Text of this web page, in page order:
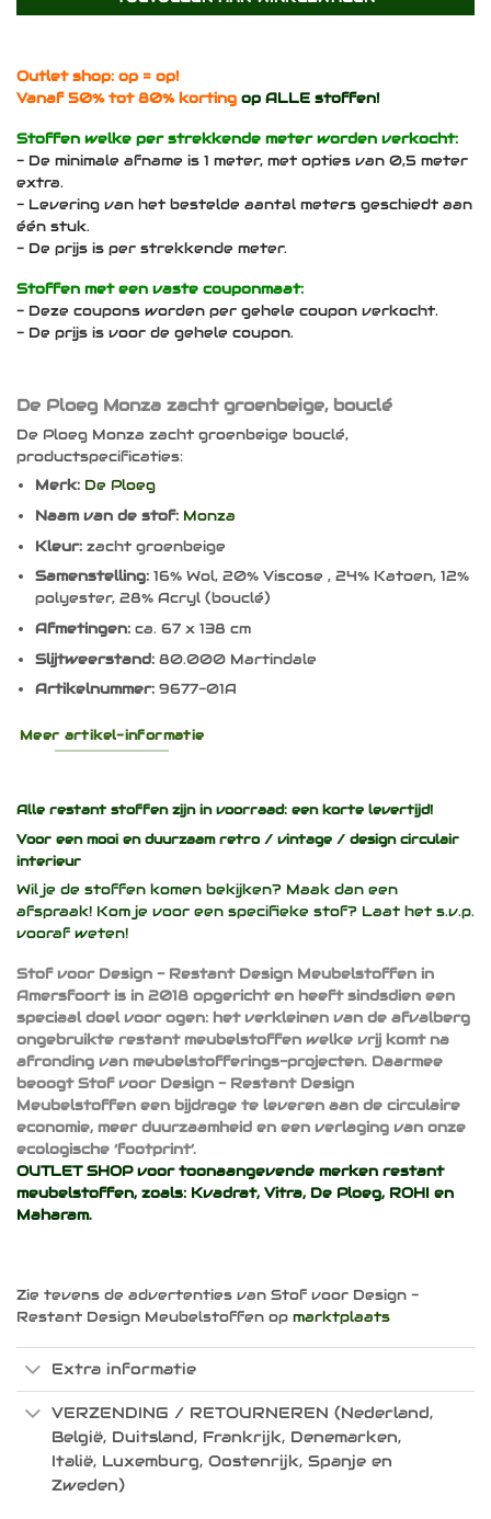
Outlet shop: op = op!
Vanaf 50% tot 80% korting op ALLE stoffen!
Stoffen welke per strekkende meter worden verkocht:
- De minimale afname is 1 meter, met opties van 0,5 meter
extra.
- Levering van het bestelde aantal meters geschiedt aan
één stuk.
- De prijs is per strekkende meter.
Stoffen met een vaste couponmaat:
- Deze coupons worden per gehele coupon verkocht.
- De prijs is voor de gehele coupon.
De Ploeg Monza zacht groenbeige, bouclé
De Ploeg Monza zacht groenbeige bouclé,
productspecificaties:
Merk: De Ploeg
Naam van de stof: Monza
Kleur:zacht groenbeige
Samenstelling:16% Wol, 20% Viscose , 24% Katoen, 12%
polyester, 28% Acryl (bouclé)
Afmetingen:ca. 67 x 138 cm
Slijtweerstand:80.000 Martindale
Artikelnummer:9677-01A
Meer artikel-informatie
Alle restant stoffen zijn in voorraad: een korte levertijd!
Voor een mooi en duurzaam retro / vintage / design circulair
interieur
Wil je de stoffen komen bekijken? Maak dan een
afspraak! Kom je voor een specifieke stof? Laat het s.v.p.
vooraf weten!
Stof voor Design - Restant Design Meubelstoffen in
Amersfoort is in 2018 opgericht en heeft sindsdien een
speciaal doel voor ogen: het verkleinen van de afvalberg
ongebruikte restant meubelstoffen welke vrij komt na
afronding van meubelstofferings-projecten. Daarmee
beoogt Stof voor Design - Restant Design
Meubelstoffen een bijdrage te leveren aan de circulaire
economie, meer duurzaamheid en een verlaging van onze
ecologische ‘footprint’.
OUTLET SHOP voor toonaangevende merken restant
meubelstoffen, zoals: Kvadrat, Vitra, De Ploeg, ROHI en
Maharam.
Zie tevens de advertenties van Stof voor Design -
Restant Design Meubelstoffen op marktplaats
Extra informatie
VERZENDING / RETOURNEREN (Nederland,
België, Duitsland, Frankrijk, Denemarken,
Italië, Luxemburg, Oostenrijk, Spanje en
Zweden)